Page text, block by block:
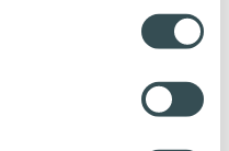
det enkelt og billigt at være
som elkunde,